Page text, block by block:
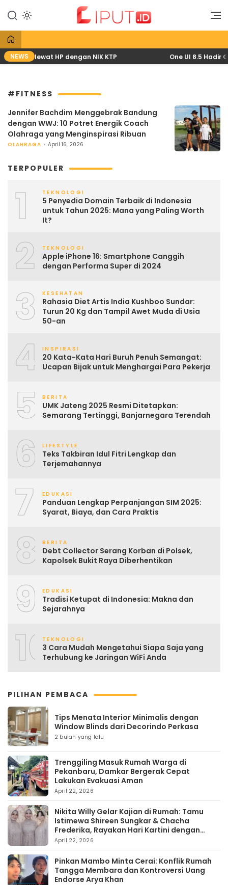
konten
Liput
Liputan Digital
NEWS
2026 lewat HP dengan NIK KTP One UI 8.5 Hadir
#FITNESS
Jennifer Bachdim Menggebrak Bandung
dengan WWJ: 10 Potret Energik Coach
Olahraga yang Menginspirasi Ribuan
OLAHRAGA April 16, 2026
TERPOPULER
1 TEKNOLOGI
5 Penyedia Domain Terbaik di Indonesia
untuk Tahun 2025: Mana yang Paling Worth
It?
2 TEKNOLOGI
Apple iPhone 16: Smartphone Canggih
dengan Performa Super di 2024
3 KESEHATAN
Rahasia Diet Artis India Kushboo Sundar:
Turun 20 Kg dan Tampil Awet Muda di Usia
50-an
4 INSPIRASI
20 Kata-Kata Hari Buruh Penuh Semangat:
Ucapan Bijak untuk Menghargai Para Pekerja
5 BERITA
UMK Jateng 2025 Resmi Ditetapkan:
Semarang Tertinggi, Banjarnegara Terendah
6 LIFESTYLE
Teks Takbiran Idul Fitri Lengkap dan
Terjemahannya
7 EDUKASI
Panduan Lengkap Perpanjangan SIM 2025:
Syarat, Biaya, dan Cara Praktis
8 BERITA
Debt Collector Serang Korban di Polsek,
Kapolsek Bukit Raya Diberhentikan
9 EDUKASI
Tradisi Ketupat di Indonesia: Makna dan
Sejarahnya
10TEKNOLOGI
3 Cara Mudah Mengetahui Siapa Saja yang
Terhubung ke Jaringan WiFi Anda
PILIHAN PEMBACA
Tips Menata Interior Minimalis dengan
Window Blinds dari Decorindo Perkasa
2 bulan yang lalu
Trenggiling Masuk Rumah Warga di
Pekanbaru, Damkar Bergerak Cepat
Lakukan Evakuasi Aman
April 22, 2026
Nikita Willy Gelar Kajian di Rumah: Tamu
Istimewa Shireen Sungkar & Chacha
Frederika, Rayakan Hari Kartini dengan
Kehangatan
April 22, 2026
Pinkan Mambo Minta Cerai: Konflik Rumah
Tangga Membara dan Kontroversi Uang
Endorse Arya Khan